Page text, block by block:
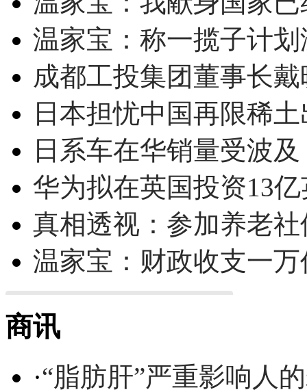
温家宝：称一揽子计
成都工投集团董事长
日本担忧中国再限稀
日系车在华销量受波
华为拟在英国投资13
真相透视：参加养老
温家宝：财政收支一
商讯
·“脂肪肝”严重影响人